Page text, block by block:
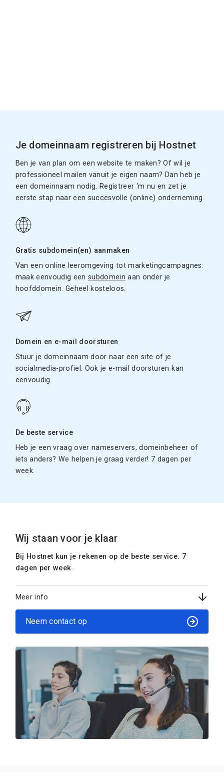
Je domeinnaam registreren bij Hostnet
Ben je van plan om een website te maken? Of wil je
professioneel mailen vanuit je eigen naam? Dan heb je
een domeinnaam nodig. Registreer ‘m nu en zet je
eerste stap naar een succesvolle (online) onderneming.
Gratis subdomein(en) aanmaken
Van een online leeromgeving tot marketingcampagnes:
maak eenvoudig eensubdomein aan onder je
hoofddomein. Geheel kosteloos.
Domein en e-mail doorsturen
Stuur je domeinnaam door naar een site of je
socialmedia-profiel. Ook je e-mail doorsturen kan
eenvoudig.
De beste service
Heb je een vraag over nameservers, domeinbeheer of
iets anders? We helpen je graag verder! 7 dagen per
week.
Wij staan voor je klaar
Bij Hostnet kun je rekenen op de beste service. 7
dagen per week.
Meer info
Neem contact op